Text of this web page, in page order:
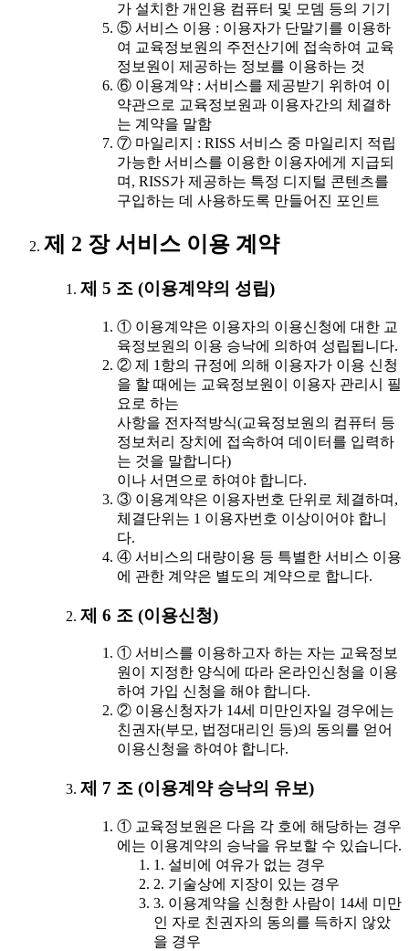
가 설치한 개인용 컴퓨터 및 모뎀 등의 기기
⑤ 서비스 이용 : 이용자가 단말기를 이용하
여 교육정보원의 주전산기에 접속하여 교육
정보원이 제공하는 정보를 이용하는 것
⑥ 이용계약 : 서비스를 제공받기 위하여 이
약관으로 교육정보원과 이용자간의 체결하
는 계약을 말함
⑦ 마일리지 : RISS 서비스 중 마일리지 적립
가능한 서비스를 이용한 이용자에게 지급되
며, RISS가 제공하는 특정 디지털 콘텐츠를
구입하는 데 사용하도록 만들어진 포인트
제 2 장 서비스 이용 계약
제 5 조 (이용계약의 성립)
① 이용계약은 이용자의 이용신청에 대한 교
육정보원의 이용 승낙에 의하여 성립됩니다.
② 제 1항의 규정에 의해 이용자가 이용 신청
을 할 때에는 교육정보원이 이용자 관리시 필
요로 하는
사항을 전자적방식(교육정보원의 컴퓨터 등
정보처리 장치에 접속하여 데이터를 입력하
는 것을 말합니다)
이나 서면으로 하여야 합니다.
③ 이용계약은 이용자번호 단위로 체결하며,
체결단위는 1 이용자번호 이상이어야 합니
다.
④ 서비스의 대량이용 등 특별한 서비스 이용
에 관한 계약은 별도의 계약으로 합니다.
제 6 조 (이용신청)
① 서비스를 이용하고자 하는 자는 교육정보
원이 지정한 양식에 따라 온라인신청을 이용
하여 가입 신청을 해야 합니다.
② 이용신청자가 14세 미만인자일 경우에는
친권자(부모, 법정대리인 등)의 동의를 얻어
이용신청을 하여야 합니다.
제 7 조 (이용계약 승낙의 유보)
① 교육정보원은 다음 각 호에 해당하는 경우
에는 이용계약의 승낙을 유보할 수 있습니다.
1. 설비에 여유가 없는 경우
2. 기술상에 지장이 있는 경우
3. 이용계약을 신청한 사람이 14세 미만
인 자로 친권자의 동의를 득하지 않았
을 경우